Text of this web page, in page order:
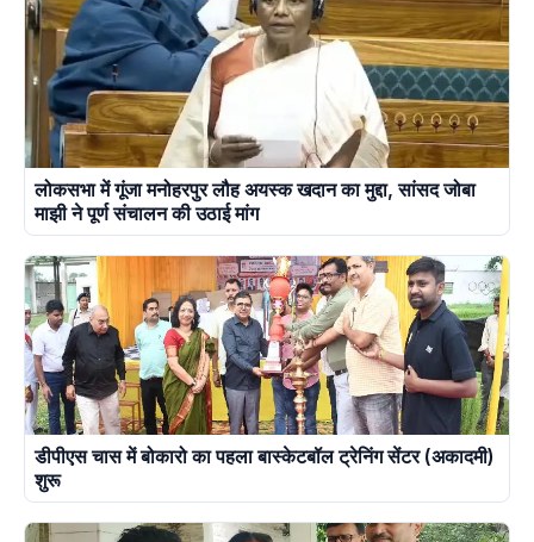
लोकसभा में गूंजा मनोहरपुर लौह अयस्क खदान का मुद्दा, सांसद जोबा
माझी ने पूर्ण संचालन की उठाई मांग
डीपीएस चास में बोकारो का पहला बास्केटबॉल ट्रेनिंग सेंटर (अकादमी)
शुरू